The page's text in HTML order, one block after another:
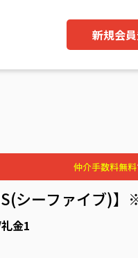
新規会
仲介手数料無料
シーファイブ)
金1